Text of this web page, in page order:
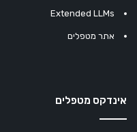
Extended LLMs
אתר מטפלים
אינדקס מטפלים